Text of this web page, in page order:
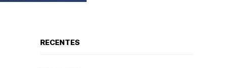
RECENTES